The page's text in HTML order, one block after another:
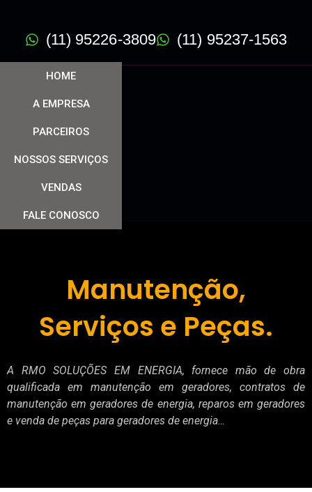
(11) 95226-3809 (11) 95237-1563
HOME
A EMPRESA
PARCEIROS
NOSSOS SERVIÇOS
VENDAS
FALE CONOSCO
Manutenção,
Serviços e Peças.
A RMO SOLUÇÕES EM ENERGIA, fornece mão de obra
qualificada em manutenção em geradores, contratos de
manutenção em geradores de energia, reparos em geradores
e venda de peças para geradores de energia…